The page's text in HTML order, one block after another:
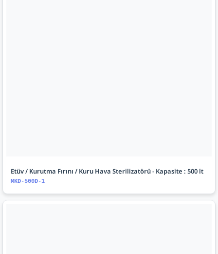
Etüv / Kurutma Fırını / Kuru Hava Sterilizatörü - Kapasite : 500 lt
MKD-500D-1